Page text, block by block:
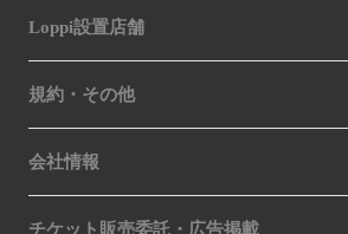
Loppi設置店舗
規約・その他
会社情報
チケット販売委託・広告掲載